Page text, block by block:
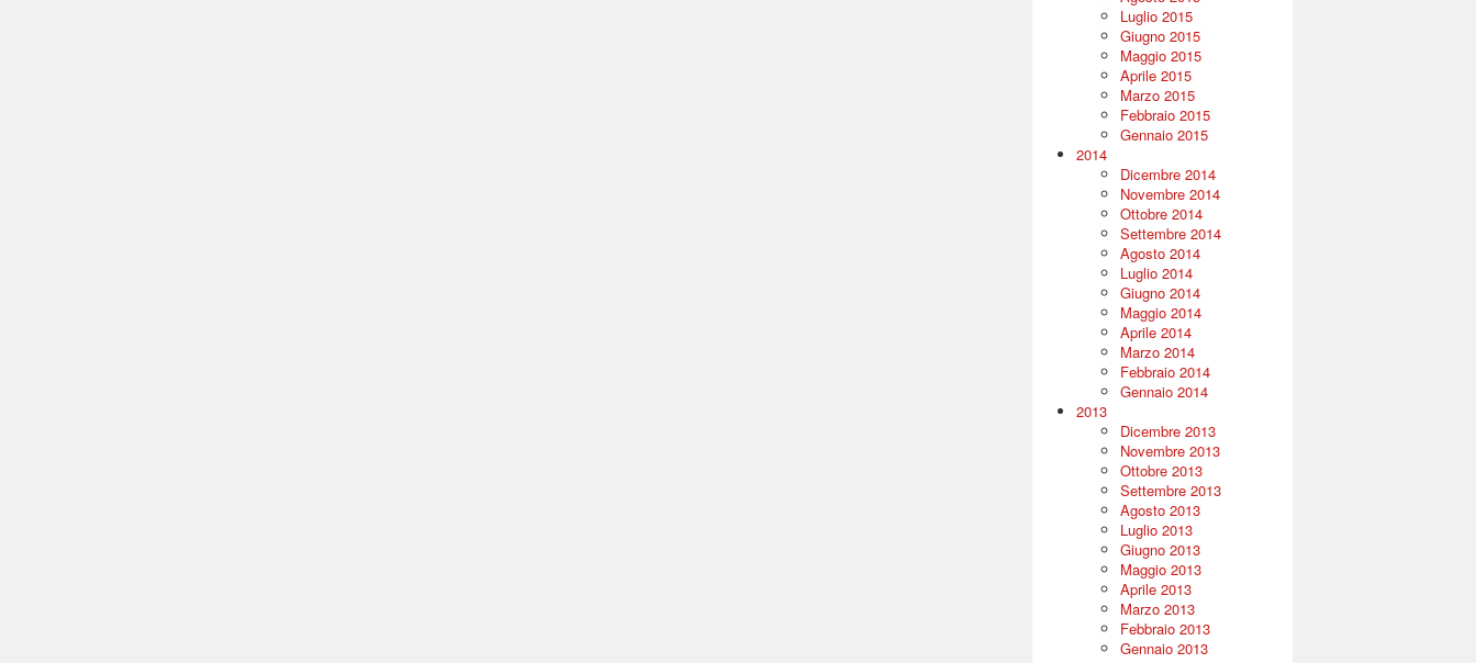
Luglio 2015
Giugno 2015
Maggio 2015
Aprile 2015
Marzo 2015
Febbraio 2015
Gennaio 2015
2014
Dicembre 2014
Novembre 2014
Ottobre 2014
Settembre 2014
Agosto 2014
Luglio 2014
Giugno 2014
Maggio 2014
Aprile 2014
Marzo 2014
Febbraio 2014
Gennaio 2014
2013
Dicembre 2013
Novembre 2013
Ottobre 2013
Settembre 2013
Agosto 2013
Luglio 2013
Giugno 2013
Maggio 2013
Aprile 2013
Marzo 2013
Febbraio 2013
Gennaio 2013